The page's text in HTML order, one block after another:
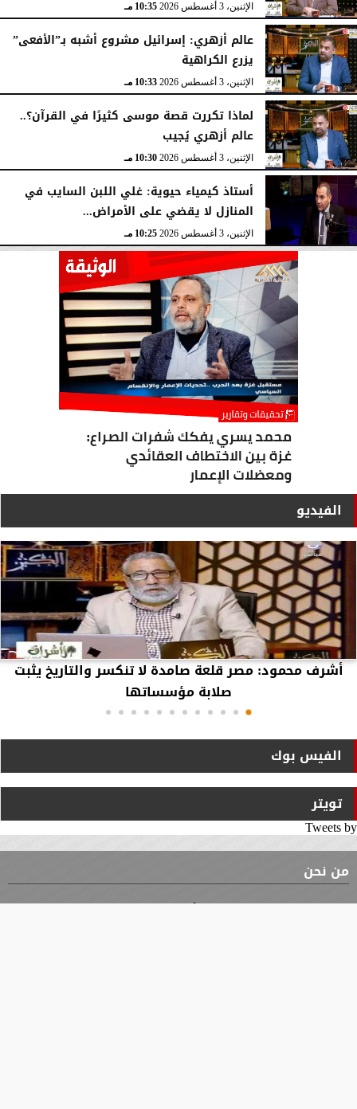
الإثنين، 3 أغسطس 2026 10:35 مـ
عالم أزهري: إسرائيل مشروع أشبه بـ”الأفعى”
يزرع الكراهية
الإثنين، 3 أغسطس 2026 10:33 مـ
لماذا تكررت قصة موسى كثيرًا في القرآن؟..
عالم أزهري يُجيب
الإثنين، 3 أغسطس 2026 10:30 مـ
أستاذ كيمياء حيوية: غلي اللبن السايب في
المنازل لا يقضي على الأمراض...
الإثنين، 3 أغسطس 2026 10:25 مـ
الفيديو
أشرف محمود: مصر قلعة صامدة لا تنكسر والتاريخ يثبت
صلابة مؤسساتها
الفيس بوك
تويتر
Tweets by
من نحن